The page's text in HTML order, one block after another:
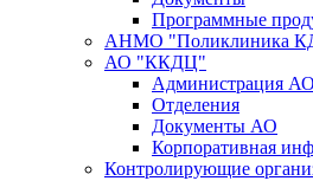
Программные
АНМО "Поликлиника
АО "ККДЦ"
Администрация АО
Отделения
Документы АО
Корпоративная
Контролирующие